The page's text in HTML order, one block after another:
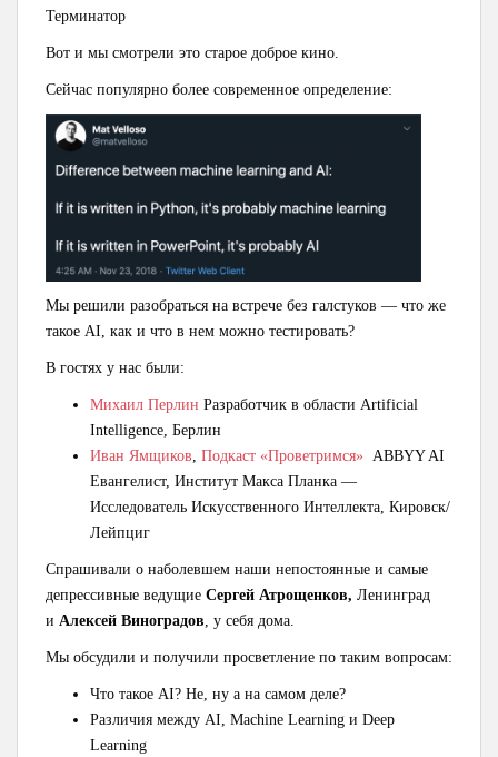
Терминатор
Вот и мы смотрели это старое доброе кино.
Сейчас популярно более современное определение:
Мы решили разобраться на встрече без галстуков — что же
такое AI, как и что в нем можно тестировать?
В гостях у нас были:
Михаил Перлин Разработчик в области Artificial
Intelligence, Берлин
Иван Ямщиков Подкаст «Проветримся» ABBYY AI
Евангелист, Институт Макса Планка —
Исследователь Искусственного Интеллекта, Кировск/
Лейпциг
Спрашивали о наболевшем наши непостоянные и самые
депрессивные ведущие Сергей Атрощенков, Ленинград
и Алексей Виноградов , у себя дома.
Мы обсудили и получили просветление по таким вопросам:
Что такое АI? Не, ну а на самом деле?
Различия между AI, Machine Learning и Deep
Learning